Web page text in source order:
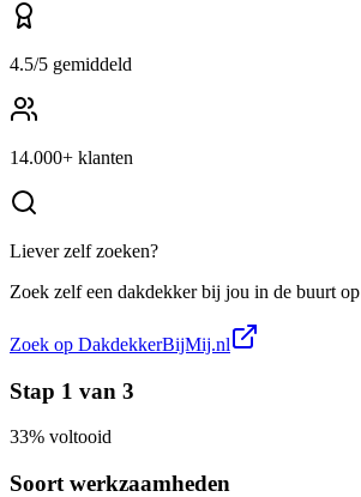
4.5/5 gemiddeld
14.000+ klanten
Liever zelf zoeken?
Zoek zelf een dakdekkerbij jou in de buurt op
Zoek op DakdekkerBijMij.nl
Stap 1 van 3
33% voltooid
Soort werkzaamheden